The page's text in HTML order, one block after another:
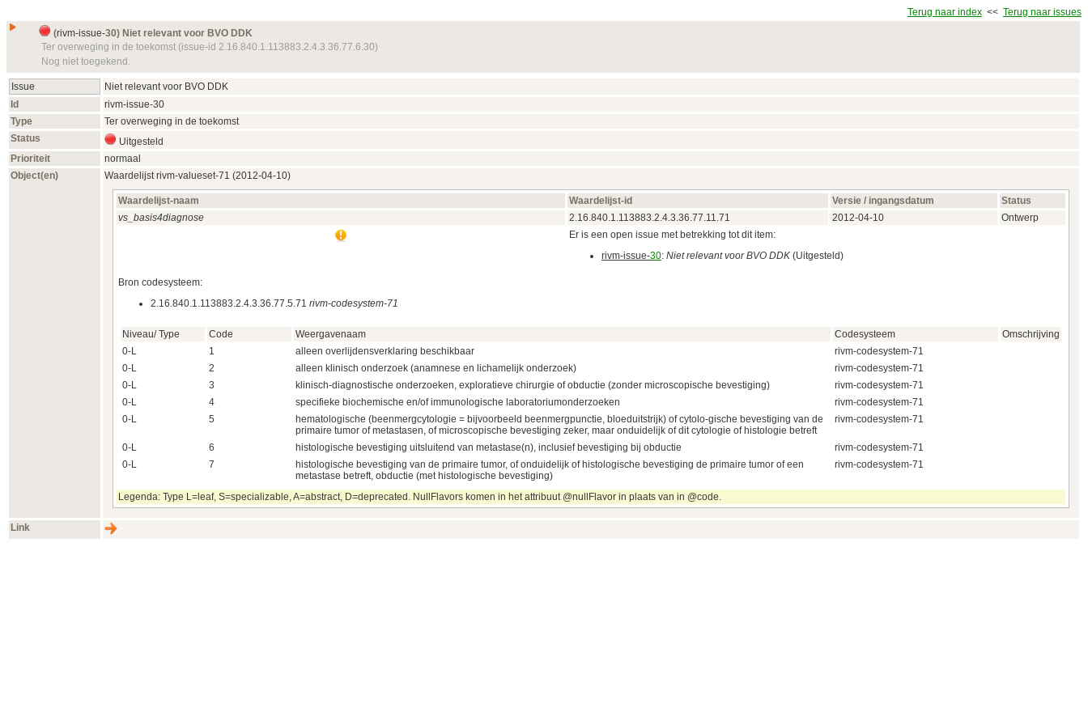
Terug naar index << Terug naar issues
(rivm-issue-30) Niet relevant voor BVO DDK
Ter overweging in de toekomst (issue-id 2.16.840.1.113883.2.4.3.36.77.6.30)
Nog niet toegekend.
Issue
Niet relevant voor BVO DDK
Id
rivm-issue-30
Type
Ter overweging in de toekomst
Status
Uitgesteld
Prioriteit
normaal
Object(en)
Waardelijstrivm-valueset-71 (2012‑04‑10)
Waardelijst-naam Waardelijst-id Versie / ingangsdatum
Status
vs_basis4diagnose
2.16.840.1.113883.2.4.3.36.77.11.71 2012‑04‑10
Ontwerp
Er is een open issue met betrekking tot dit item:
rivm-issue-30: Niet relevant voor BVO DDK (Uitgesteld)
Bron codesysteem:
2.16.840.1.113883.2.4.3.36.77.5.71 rivm-codesystem-71
Niveau/ Type Code Weergavenaam Codesysteem
Omschrijving
0-L
1 alleen overlijdensverklaring beschikbaar
rivm-codesystem-71
0-L
2 alleen klinisch onderzoek (anamnese en lichamelijk onderzoek)
rivm-codesystem-71
0-L
3 klinisch-diagnostische onderzoeken, exploratieve chirurgie of obductie (zonder microscopische bevestiging)
rivm-codesystem-71
0-L
4 specifieke biochemische en/of immunologische laboratoriumonderzoeken
rivm-codesystem-71
0-L
5
hematologische (beenmergcytologie = bijvoorbeeld beenmergpunctie, bloeduitstrijk) of cytolo-gische bevestiging van de
primaire tumor of metastasen, of microscopische bevestiging zeker, maar onduidelijk of dit cytologie of histologie betreft
rivm-codesystem-71
0-L 6 histologische bevestiging uitsluitend van metastase(n), inclusief bevestiging bij obductie
rivm-codesystem-71
0-L
7
histologische bevestiging van de primaire tumor, of onduidelijk of histologische bevestiging de primaire tumor of een
metastase betreft, obductie (met histologische bevestiging)
rivm-codesystem-71
Legenda: Type L=leaf, S=specializable, A=abstract, D=deprecated. NullFlavors komen in het attribuut @nullFlavor in plaats van in @code.
Link